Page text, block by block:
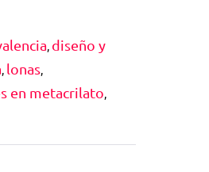
, diseño y
, lonas,
en metacrilato,